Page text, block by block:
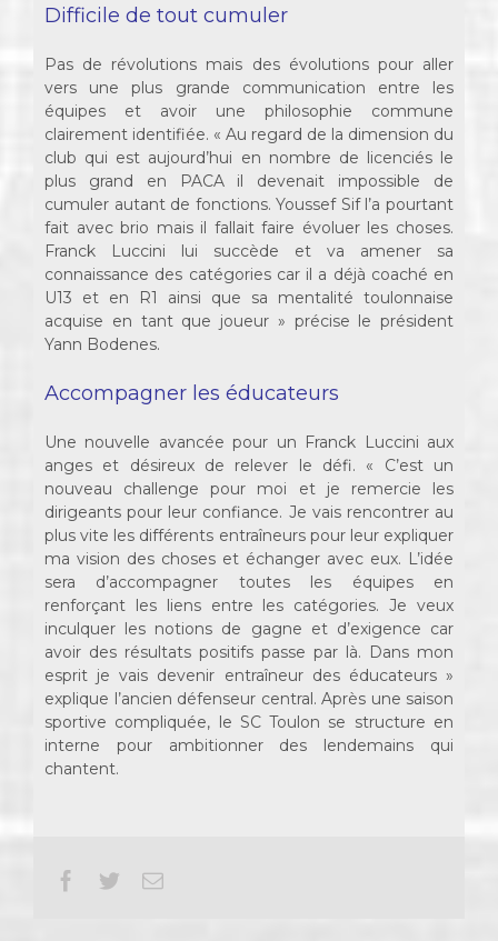
Difficile de tout cumuler
Pas de révolutions mais des évolutions pour aller
vers une plus grande communication entre les
équipes et avoir une philosophie commune
clairement identifiée. « Au regard de la dimension du
club qui est aujourd’hui en nombre de licenciés le
plus grand en PACA il devenait impossible de
cumuler autant de fonctions. Youssef Sif l’a pourtant
fait avec brio mais il fallait faire évoluer les choses.
Franck Luccini lui succède et va amener sa
connaissance des catégories car il a déjà coaché en
U13 et en R1 ainsi que sa mentalité toulonnaise
acquise en tant que joueur » précise le président
Yann Bodenes.
Accompagner les éducateurs
Une nouvelle avancée pour un Franck Luccini aux
anges et désireux de relever le défi. « C’est un
nouveau challenge pour moi et je remercie les
dirigeants pour leur confiance. Je vais rencontrer au
plus vite les différents entraîneurs pour leur expliquer
ma vision des choses et échanger avec eux. L’idée
sera d’accompagner toutes les équipes en
renforçant les liens entre les catégories. Je veux
inculquer les notions de gagne et d’exigence car
avoir des résultats positifs passe par là. Dans mon
esprit je vais devenir entraîneur des éducateurs »
explique l’ancien défenseur central. Après une saison
sportive compliquée, le SC Toulon se structure en
interne pour ambitionner des lendemains qui
chantent.
Facebook
TwitterEmail